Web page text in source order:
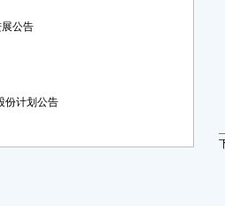
公告
份计划公告
证券代码：600988 证券简
第七届监事会第二次会议决
本公司监事会及全体监事保
或者重大遗漏，并对其内容的
赤峰吉隆黄金矿业股份有限公
二次会议于2022年2月14日以通
人，实际出席监事3人；本次会
律、行政法规、部门规章、规